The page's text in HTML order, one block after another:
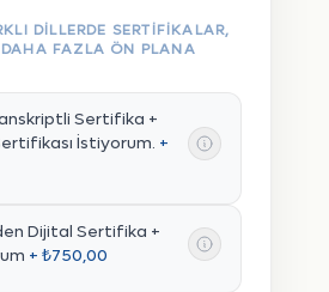
DILLERDE SERTIFIKALAR,
FAZLA ÖN PLANA
Sertifika +
İstiyorum. +
Dijital Sertifika +
+ ₺750,00